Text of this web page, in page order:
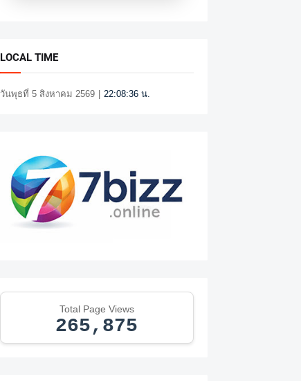
LOCAL TIME
วันพุธที่ 5 สิงหาคม 2569 22:08:37 น.
Total Page Views
265,875